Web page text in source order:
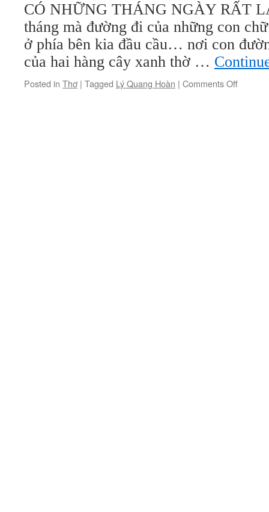
CÓ NHỮNG THÁNG NGÀY RẤT
tháng mà đường đi của những con
ở phía bên kia đầu cầu… nơi con
của hai hàng cây xanh thờ …
Posted in Thơ | Tagged Lý Quang Hoàn | Comments Offon